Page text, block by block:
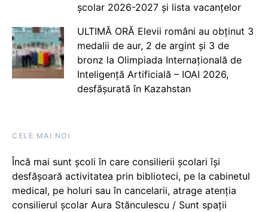
școlar 2026-2027 și lista vacanțelor
ULTIMĂ ORĂ Elevii români au obținut 3
medalii de aur, 2 de argint și 3 de
bronz la Olimpiada Internațională de
Inteligență Artificială – IOAI 2026,
desfășurată în Kazahstan
CELE MAI NOI
Încă mai sunt școli în care consilierii școlari își
desfășoară activitatea prin biblioteci, pe la cabinetul
medical, pe holuri sau în cancelarii, atrage atenția
consilierul școlar Aura Stănculescu / Sunt spații